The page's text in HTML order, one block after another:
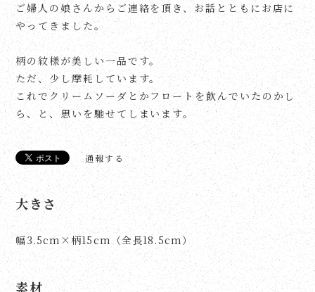
ご婦人の娘さんからご連絡を頂き、お話とともにお店に
やってきました。
柄の紋様が美しい一品です。
ただ、少し摩耗しています。
これでクリームソーダとかフロートを飲んでいたのかし
ら、と、思いを馳せてしまいます。
通報する
大きさ
幅3.5cm×柄15cm（全長18.5cm）
素材